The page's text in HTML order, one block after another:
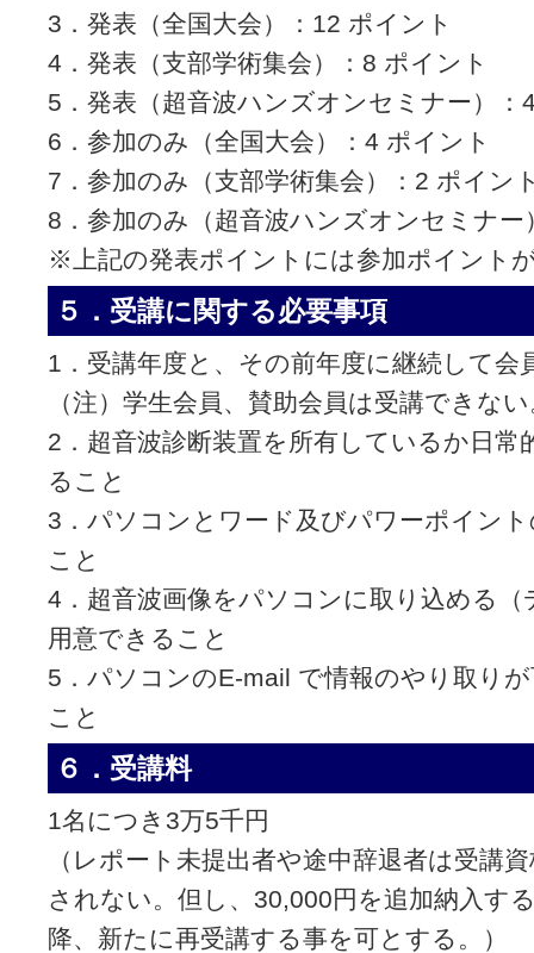
3．発表（全国大会）：12 ポイント
4．発表（支部学術集会）：8 ポイント
5．発表（超音波ハンズオンセミナー）：
6．参加のみ（全国大会）：4 ポイント
7．参加のみ（支部学術集会）：2 ポイン
8．参加のみ（超音波ハンズオンセミナ
※上記の発表ポイントには参加ポイント
５．受講に関する必要事項
1．受講年度と、その前年度に継続して会
（注）学生会員、賛助会員は受講できな
2．超音波診断装置を所有しているか日常
ること
3．パソコンとワード及びパワーポイン
こと
4．超音波画像をパソコンに取り込める
用意できること
5．パソコンのE-mail で情報のやり取り
こと
６．受講料
1名につき3万5千円
（レポート未提出者や途中辞退者は受講
されない。但し、30,000円を追加納入す
降、新たに再受講する事を可とする。）